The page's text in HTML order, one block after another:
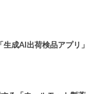
成AI出荷検品アプリ」